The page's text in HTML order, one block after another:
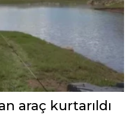
araç kurtarıldı